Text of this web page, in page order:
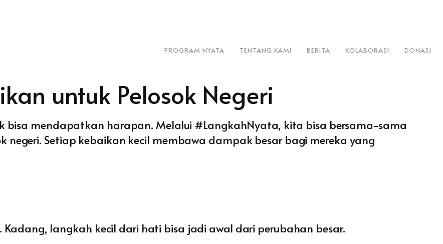
PROGRAM NYATA TENTANG KAMI BERITA KOLABORASI DONASI
untuk Pelosok Negeri
bisa mendapatkan harapan. Melalui #LangkahNyata, kita bisa bersama-sama
negeri. Setiap kebaikan kecil membawa dampak besar bagi mereka yang
langkah kecil dari hati bisa jadi awal dari perubahan besar.